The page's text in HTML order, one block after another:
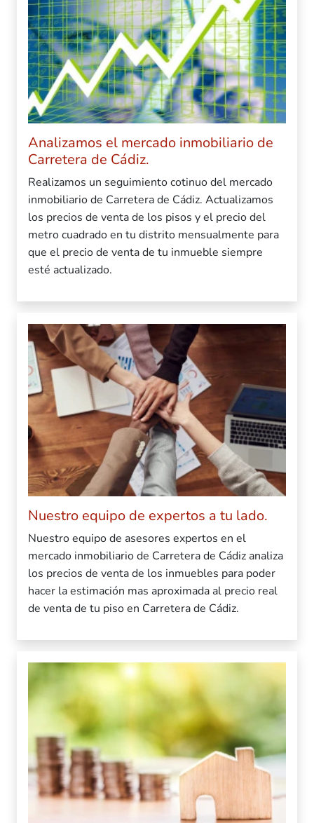
Analizamos el mercado inmobiliario de
Carretera de Cádiz.
Realizamos un seguimiento cotinuo del mercado
inmobiliario de Carretera de Cádiz. Actualizamos
los precios de venta de los pisos y el precio del
metro cuadrado en tu distrito mensualmente para
que el precio de venta de tu inmueble siempre
esté actualizado.
Nuestro equipo de expertos a tu lado.
Nuestro equipo de asesores expertos en el
mercado inmobiliario de Carretera de Cádiz analiza
los precios de venta de los inmuebles para poder
hacer la estimación mas aproximada al precio real
de venta de tu piso en Carretera de Cádiz.